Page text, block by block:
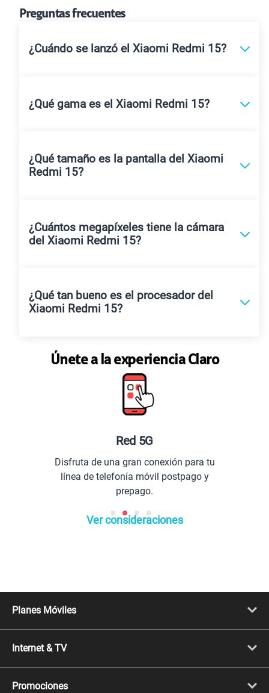
Preguntas frecuentes
¿Cuándo se lanzó el Xiaomi Redmi 15?
¿Qué gama es el Xiaomi Redmi 15?
¿Qué tamaño es la pantalla del Xiaomi
Redmi 15?
¿Cuántos megapíxeles tiene la cámara
del Xiaomi Redmi 15?
¿Qué tan bueno es el procesador del
Xiaomi Redmi 15?
Únete a la experiencia Claro
Red 5G
Disfruta de una gran conexión para tu
línea de telefonía móvil postpago y
prepago.
Ver consideraciones
Planes Móviles
Línea Nueva
Línea Adicional
Migración
Internet & TV
Internet + TV
Promociones